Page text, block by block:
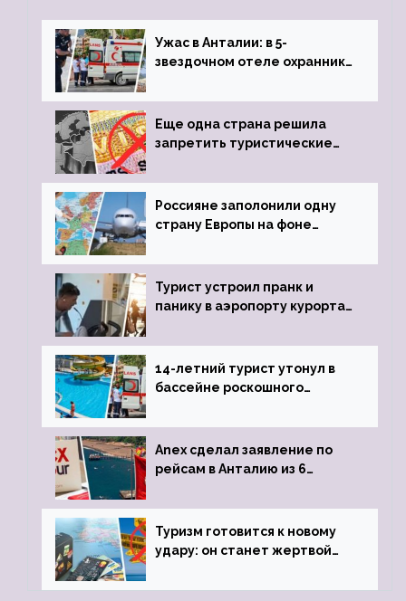
Ужас в Анталии: в 5-
звездочном отеле охранник
пистолета
Еще одна страна решила
запретить туристические
Россияне заполонили одну
страну Европы на фоне
виз
Турист устроил пранк и
панику в аэропорту курорта,
задержке рейса
14-летний турист утонул в
бассейне роскошного
Anex сделал заявление по
рейсам в Анталию из 6
Туризм готовится к новому
удару: он станет жертвой